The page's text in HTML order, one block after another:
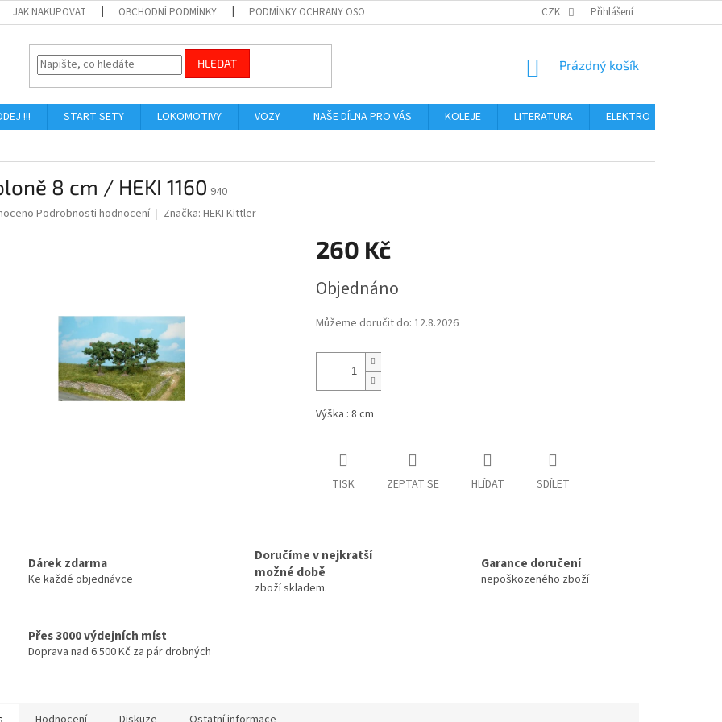
JAK NAKUPOVAT OBCHODNÍ PODMÍNKY PODMÍNKY OCHRANY OSOBNÍCH ÚDAJŮ CZK Přihlášení
HLEDAT
NÁKUPNÍ
Prázdný košík
!!! START SETY LOKOMOTIVY VOZY NAŠE DÍLNA PRO VÁS KOLEJE LITERATURA ELEKTRO
8 cm / HEKI 1160 940
Podrobnosti hodnocení Značka: HEKI Kittler
260 Kč
cena:
Objednáno
Můžeme doručit do: 12.8.2026
Výška : 8 cm
TISK ZEPTAT SE HLÍDAT SDÍLET
Dárek zdarma
Ke každé objednávce
Doručíme v nejkratší
možné době
zboží skladem.
Garance doručení
nepoškozeného zboží
Přes 3000 výdejních míst
Doprava nad 6.500 Kč za pár drobných